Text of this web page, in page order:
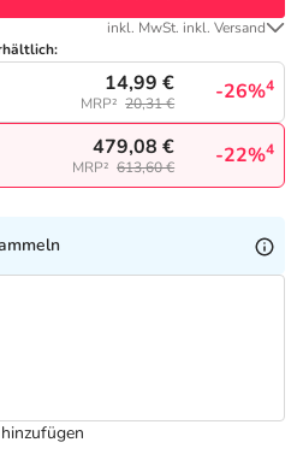
inkl. MwSt. inkl. Versand
14,99 €
MRP² 20,31 € -26%4
479,08 €
MRP² 613,60 € -22%4